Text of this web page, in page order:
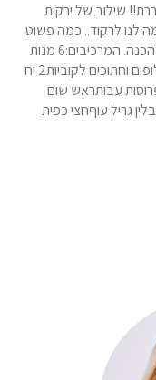
שילוב של ירקות
לנו לרקוד.. כמה פשוט
ככה טעים וכמו שאתם כבר יודעים, סופר קל להכנה. המרכיבים:6 מנות
עוף (שוקיים/ירכיים/כרעיים)5 תפוחי אדמה קלופים וחתוכים לקוביות2 יח
חתוך לפרוסות עבותראש שום
גריל עוףחצי כפית